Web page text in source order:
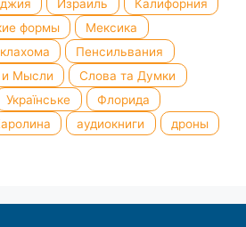
Израиль
Калифорния
формы
Мексика
Пенсильвания
Мысли
Слова та Думки
Українське
Флорида
аудиокниги
дроны